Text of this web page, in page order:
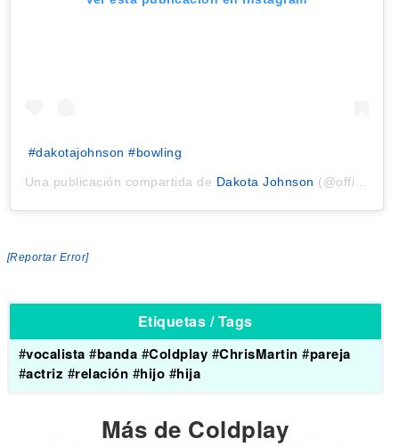
#dakotajohnson #bowling
Una publicación compartida de Dakota Johnson (@officialdakotajohnson) el
[Reportar Error]
Etiquetas / Tags
#vocalista #banda #Coldplay #ChrisMartin #pareja
#actriz #relación #hijo #hija
Más de Coldplay